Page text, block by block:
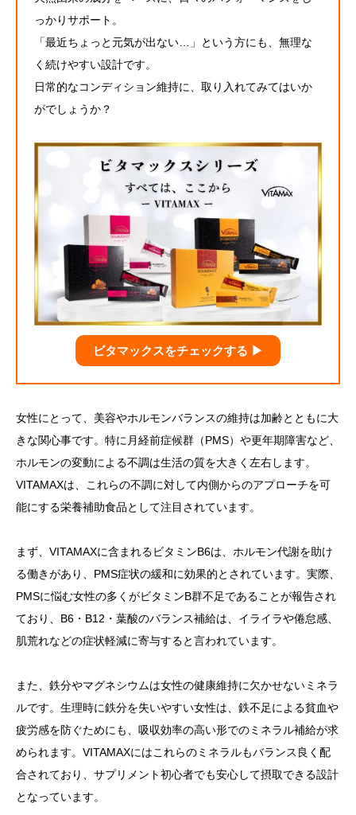
っかりサポート。
「最近ちょっと元気が出ない…」という方にも、無理な
く続けやすい設計です。
日常的なコンディション維持に、取り入れてみてはいか
がでしょうか？
ビタマックスをチェックする ▶︎
女性にとって、美容やホルモンバランスの維持は加齢とともに大
きな関心事です。特に月経前症候群（PMS）や更年期障害など、
ホルモンの変動による不調は生活の質を大きく左右します。
VITAMAXは、これらの不調に対して内側からのアプローチを可
能にする栄養補助食品として注目されています。
まず、VITAMAXに含まれるビタミンB6は、ホルモン代謝を助け
る働きがあり、PMS症状の緩和に効果的とされています。実際、
PMSに悩む女性の多くがビタミンB群不足であることが報告され
ており、B6・B12・葉酸のバランス補給は、イライラや倦怠感、
肌荒れなどの症状軽減に寄与すると言われています。
また、鉄分やマグネシウムは女性の健康維持に欠かせないミネラ
ルです。生理時に鉄分を失いやすい女性は、鉄不足による貧血や
疲労感を防ぐためにも、吸収効率の高い形でのミネラル補給が求
められます。VITAMAXにはこれらのミネラルもバランス良く配
合されており、サプリメント初心者でも安心して摂取できる設計
となっています。